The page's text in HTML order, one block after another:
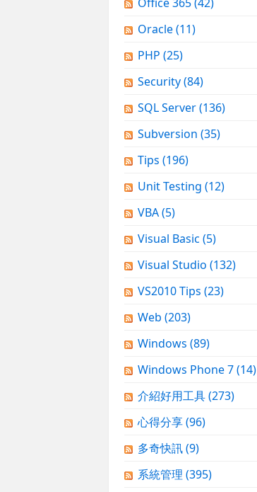
Oracle(11)
PHP (25)
Security(84)
SQL Server(136)
Subversion (35)
Tips (196)
Unit Testing (12)
VBA(5)
Visual Basic (5)
Visual Studio (132)
VS2010 Tips (23)
Web (203)
Windows (89)
Windows Phone 7(14)
介紹好用工具(273)
心得分享(96)
多奇快訊(9)
系統管理 (395)